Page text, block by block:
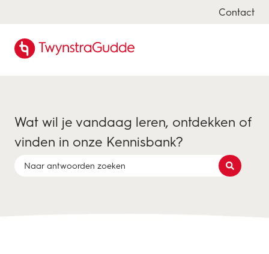
Contact
Wat wil je vandaag leren, ontdekken of
vinden in onze Kennisbank?